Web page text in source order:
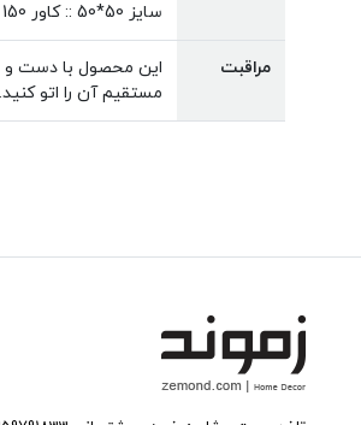
سایز 50*50 :: کاور 150 گرم - پرشده 650 گرم
مراقبت
این محصول با دست و
مستقیم آن را اتو کنید.